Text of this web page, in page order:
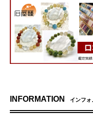
INFORMATION インフォ